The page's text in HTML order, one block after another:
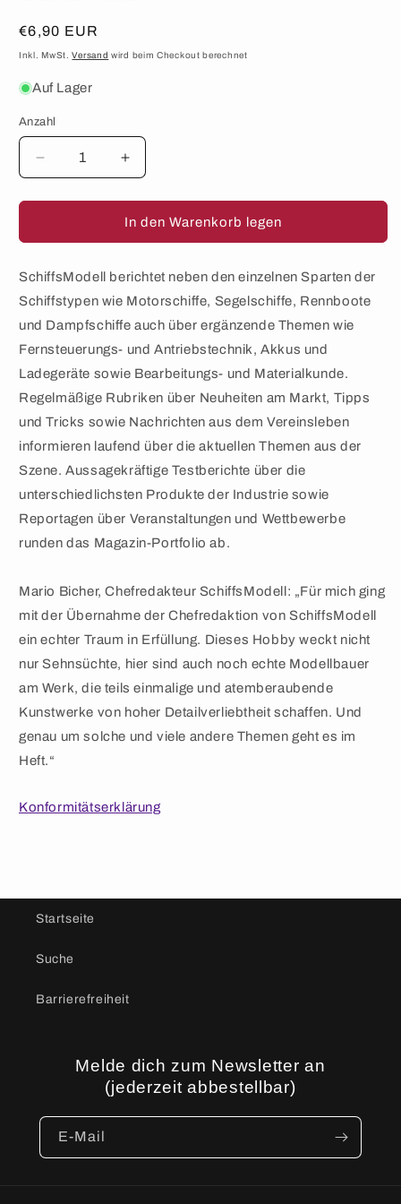
Normaler
Preis
€6,90 EUR
Inkl. MwSt.Versand wird beim Checkout berechnet
Auf Lager
Anzahl
Anzahl
Verringere
die
Menge
SchiffsModell
Ausgabe
12/2021
Erhöhe
die
Menge
für
SchiffsModell
Ausgabe
12/2021
In den Warenkorb legen
SchiffsModell berichtet neben den einzelnen Sparten der
Schiffstypen wie Motorschiffe, Segelschiffe, Rennboote
und Dampfschiffe auch über ergänzende Themen wie
Fernsteuerungs- und Antriebstechnik, Akkus und
Ladegeräte sowie Bearbeitungs- und Materialkunde.
Regelmäßige Rubriken über Neuheiten am Markt, Tipps
und Tricks sowie Nachrichten aus dem Vereinsleben
informieren laufend über die aktuellen Themen aus der
Szene. Aussagekräftige Testberichte über die
unterschiedlichsten Produkte der Industrie sowie
Reportagen über Veranstaltungen und Wettbewerbe
runden das Magazin-Portfolio ab.
Mario Bicher, Chefredakteur SchiffsModell: „Für mich ging
mit der Übernahme der Chefredaktion von SchiffsModell
ein echter Traum in Erfüllung. Dieses Hobby weckt nicht
nur Sehnsüchte, hier sind auch noch echte Modellbauer
am Werk, die teils einmalige und atemberaubende
Kunstwerke von hoher Detailverliebtheit schaffen. Und
genau um solche und viele andere Themen geht es im
Heft.“
Konformitätserklärung
Startseite
Suche
Barrierefreiheit
Melde dich zum Newsletter an
(jederzeit abbestellbar)
E-Mail